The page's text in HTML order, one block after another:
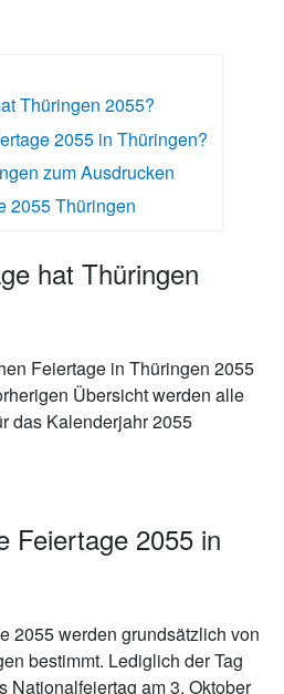
Thüringen 2055?
2055 in Thüringen?
zum Ausdrucken
2055 Thüringen
hat Thüringen
Feiertage in Thüringen 2055
Übersicht werden alle
das Kalenderjahr 2055
Feiertage 2055 in
2055 werden grundsätzlich von
bestimmt. Lediglich der Tag
Nationalfeiertag am 3. Oktober